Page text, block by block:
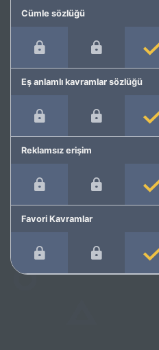
Cümle sözlüğü
Eş anlamlı kavramlar sözlüğü
Reklamsız erişim
Favori Kavramlar